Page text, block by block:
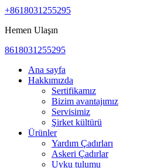
+8618031255295
Hemen Ulaşın
8618031255295
Ana sayfa
Hakkımızda
Sertifikamız
Bizim avantajımız
Servisimiz
Şirket kültürü
Ürünler
Yardım Çadırları
Askeri Çadırlar
Uyku tulumu